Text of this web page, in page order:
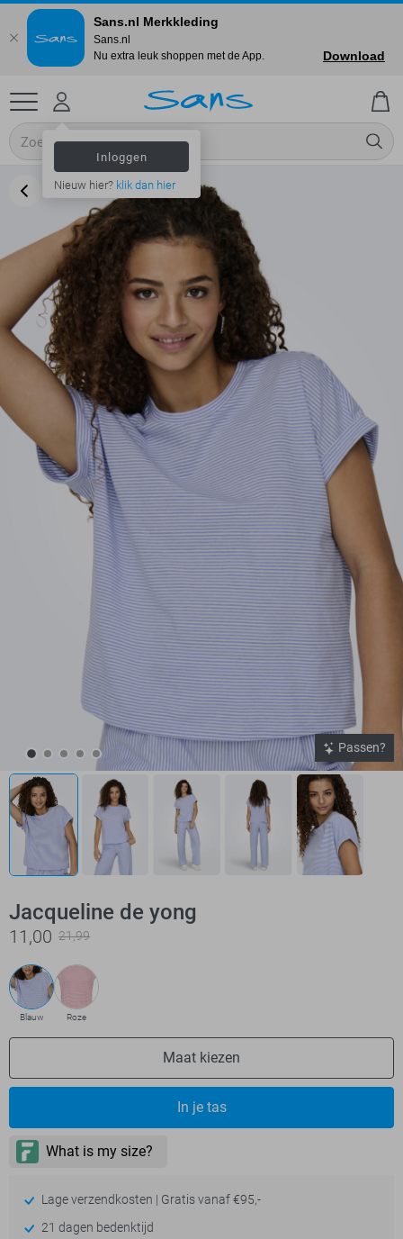
Inloggen
Nieuw hier? klik dan hier
Passen?
Jacqueline de yong
11,00 21,99
Blauw Roze
Maat kiezen
In je tas
Lage verzendkosten | Gratis vanaf €95,-
21 dagen bedenktijd
Sans.nl Merkkleding
Sans.nl
Nu extra leuk shoppen met de App.
Download